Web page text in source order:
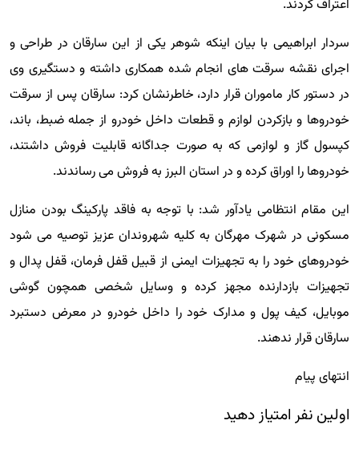
اعتراف کردند.
سردار ابراهیمی با بیان اینکه شوهر یکی از این سارقان در طراحی و
اجرای نقشه سرقت های انجام شده همکاری داشته و دستگیری وی
در دستور کار ماموران قرار دارد، خاطرنشان کرد: سارقان پس از سرقت
خودروها و بازکردن لوازم و قطعات داخل خودرو از جمله ضبط، باند،
کپسول گاز و لوازمی که به صورت جداگانه قابلیت فروش داشتند،
خودروها را اوراق کرده و در استان البرز به فروش می رساندند.
این مقام انتظامی یادآور شد: با توجه به فاقد پارکینگ بودن منازل
مسکونی در شهرک مهرگان به کلیه شهروندان عزیز توصیه می شود
خودروهای خود را به تجهیزات ایمنی از قبیل قفل فرمان، قفل پدال و
تجهیزات بازدارنده مجهز کرده و وسایل شخصی همچون گوشی
موبایل، کیف پول و مدارک خود را داخل خودرو در معرض دستبرد
سارقان قرار ندهند.
انتهای پیام
اولین نفر امتیاز دهید